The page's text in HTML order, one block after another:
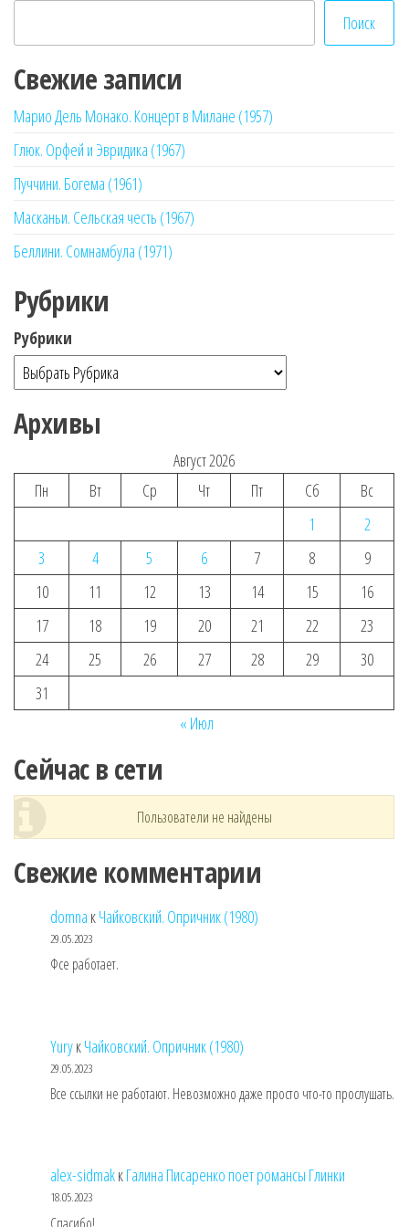
Поиск
Свежие записи
Марио Дель Монако. Концерт в Милане (1957)
Глюк. Орфей и Эвридика (1967)
Пуччини. Богема (1961)
Масканьи. Сельская честь (1967)
Беллини. Сомнамбула (1971)
Рубрики
Рубрики
Архивы
Август 2026
Пн
Вт Ср Чт Пт Сб
Вс
1
2
3
4 5 6 7 8
9
10
11 12 13 14 15
16
17
18 19 20 21 22
23
24
25 26 27 28 29
30
31
« Июл
Сейчас в сети
Пользователи не найдены
Свежие комментарии
domna кЧайковский. Опричник (1980)
29.05.2023
Фсе работает.
YuryкЧайковский. Опричник (1980)
29.05.2023
Все ссылки не работают. Невозможно даже просто что-то прослушать.
alex-sidmakкГалина Писаренко поет романсы Глинки
18.05.2023